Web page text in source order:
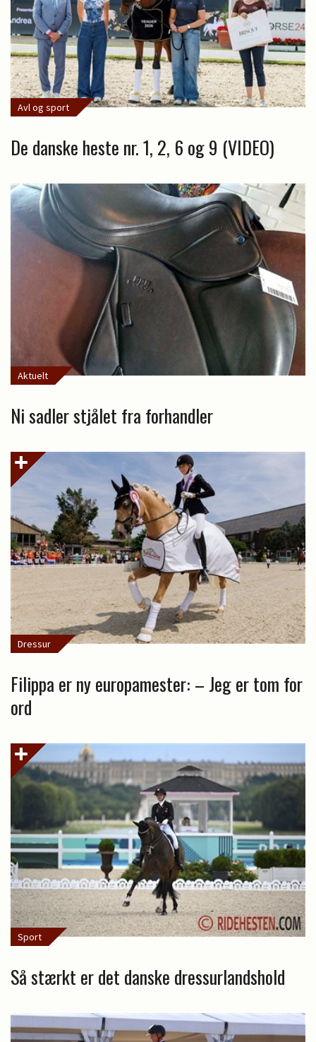
Avl og sport
De danske heste nr. 1, 2, 6 og 9 (VIDEO)
Aktuelt
Ni sadler stjålet fra forhandler
Dressur
Filippa er ny europamester: – Jeg er tom for
ord
Sport
Så stærkt er det danske dressurlandshold